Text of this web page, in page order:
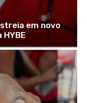
em novo